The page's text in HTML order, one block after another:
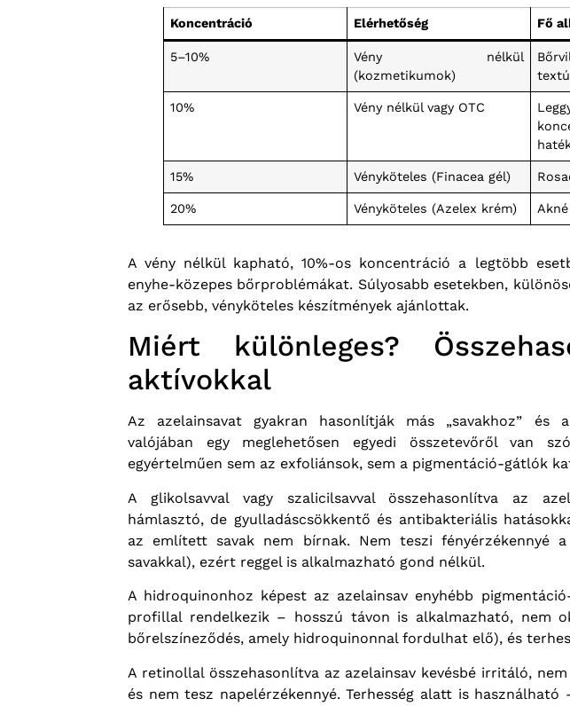
Koncentráció Elérhetőség Fő
5–10%
Vény nélkül
(kozmetikumok)
10% Vény nélkül vagy OTC
15% Vényköteles (Finacea gél)
20% Vényköteles (Azelex krém)
A vény nélkül kapható, 10%-os koncentráció a legtöbb
enyhe-közepes bőrproblémákat. Súlyosabb esetekben,
az erősebb, vényköteles készítmények ajánlottak.
Miért különleges?
aktívokkal
Az azelainsavat gyakran hasonlítják más „savakhoz” és
valójában egy meglehetősen egyedi összetevőről van
egyértelműen sem az exfoliánsok, sem a pigmentáció-gátlók
A glikolsavval vagy szalicilsavval összehasonlítva az
hámlasztó, de gyulladáscsökkentő és antibakteriális
az említett savak nem bírnak. Nem teszi fényérzékennyé
savakkal), ezért reggel is alkalmazható gond nélkül.
A hidroquinonhoz képest az azelainsav enyhébb
profillal rendelkezik – hosszú távon is alkalmazható, nem
bőrelszíneződés, amely hidroquinonnal fordulhat elő), és
A retinollal összehasonlítva az azelainsav kevésbé irritáló,
és nem tesz napelérzékennyé. Terhesség alatt is